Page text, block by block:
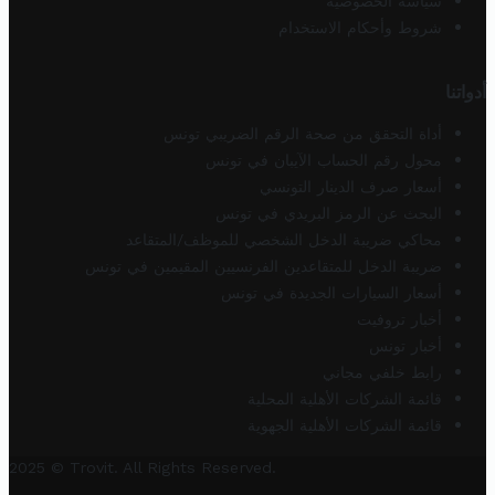
شروط وأحكام الاستخدام
أدواتنا
أداة التحقق من صحة الرقم الضريبي تونس
محول رقم الحساب الآيبان في تونس
أسعار صرف الدينار التونسي
البحث عن الرمز البريدي في تونس
محاكي ضريبة الدخل الشخصي للموظف/المتقاعد
ضريبة الدخل للمتقاعدين الفرنسيين المقيمين في تونس
أسعار السيارات الجديدة في تونس
أخبار تروفيت
أخبار تونس
رابط خلفي مجاني
قائمة الشركات الأهلية المحلية
قائمة الشركات الأهلية الجهوية
2025 © Trovit. All Rights Reserved.